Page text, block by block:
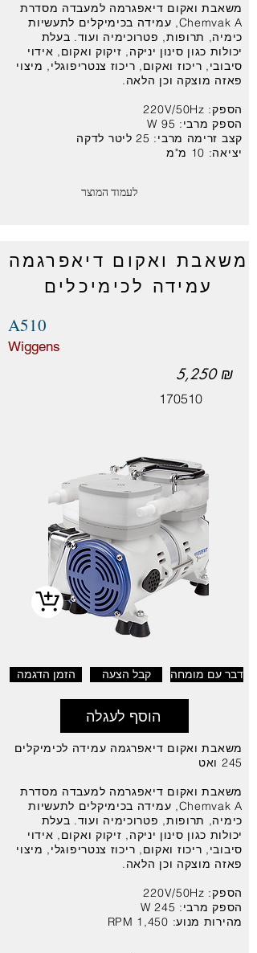
משאבת ואקום דיאפגרמה למעבדה מסדרת
Chemvak A, עמידה בכימיקלים לתעשיות
כימיה, תרופות, פטרוכימיה ועוד. בעלת
יכולות כגון סינון יניקה, זיקוק ואקום, אידוי
סיבובי, ריכוז ואקום, ריכוז צנטריפוגלי, מיצוי
פאזה מוצקה וכן הלאה.
הספק: 220V/50Hz
הספק מרבי: 95 W
קצב זרימה מרבי: 25 ליטר לדקה
יציאה: 10 מ"מ
לעמוד המוצר
משאבת ואקום דיאפרגמה
עמידה לכימיכלים
A510
Wiggens
5,250 ₪
170510
הזמן הדגמה קבל הצעה דבר עם מומחה
הוסף לעגלה
משאבת ואקום דיאפרגמה עמידה לכימיקלים
245 ואט
משאבת ואקום דיאפגרמה למעבדה מסדרת
Chemvak A, עמידה בכימיקלים לתעשיות
כימיה, תרופות, פטרוכימיה ועוד. בעלת
יכולות כגון סינון יניקה, זיקוק ואקום, אידוי
סיבובי, ריכוז ואקום, ריכוז צנטריפוגלי, מיצוי
פאזה מוצקה וכן הלאה.
הספק: 220V/50Hz
הספק מרבי: 245 W
מהירות מנוע: 1,450 RPM